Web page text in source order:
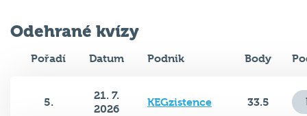
Odehrané kvízy
Pořadí Datum Podnik Body
5.
21. 7.
2026
KEGzistence 33.5